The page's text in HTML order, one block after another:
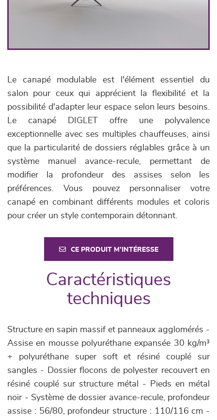
Le canapé modulable est l'élément essentiel du
salon pour ceux qui apprécient la flexibilité et la
possibilité d'adapter leur espace selon leurs besoins.
Le canapé DIGLET offre une polyvalence
exceptionnelle avec ses multiples chauffeuses, ainsi
que la particularité de dossiers réglables grâce à un
système manuel avance-recule, permettant de
modifier la profondeur des assises selon les
préférences. Vous pouvez personnaliser votre
canapé en combinant différents modules et coloris
pour créer un style contemporain détonnant.
CE PRODUIT M'INTÉRESSE
Caractéristiques
techniques
Structure en sapin massif et panneaux agglomérés -
Assise en mousse polyuréthane expansée 30 kg/m³
+ polyuréthane super soft et résiné couplé sur
sangles - Dossier flocons de polyester recouvert en
résiné couplé sur structure métal - Pieds en métal
noir - Système de dossier avance-recule, profondeur
assise : 56/80, profondeur structure : 110/116 cm -